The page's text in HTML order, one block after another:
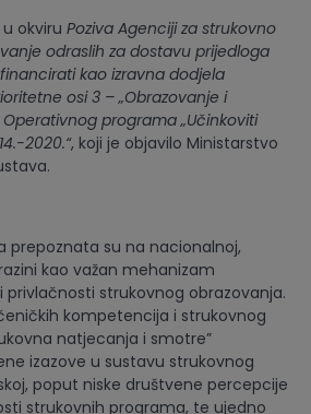
okviru Poziva Agenciji za strukovno
odraslih za dostavu prijedloga
kao izravna dodjela
osi 3 – „Obrazovanje i
Operativnog programa„Učinkoviti
2020.“, koji je objavilo Ministarstvo
prepoznata su na nacionalnoj,
kao važan mehanizam
privlačnosti strukovnog obrazovanja.
kompetencija i strukovnog
natjecanja i smotre”
izazove u sustavu strukovnog
poput niske društvene percepcije
strukovnih programa, te ujedno